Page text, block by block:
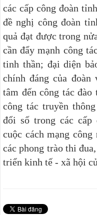
các cấp công đoàn
đề nghị công đoàn
quả đạt được trong
cần đẩy mạnh công
tinh thần; đại diện
chính đáng của
tâm đến công tác đào
công tác truyền
đổi số trong các cấp
cuộc cách mạng
các phong trào thi
triển kinh tế - xã hội